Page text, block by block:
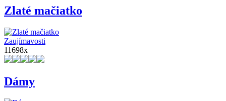
Zlaté mačiatko
Zaujímavosti
11698x
Dámy